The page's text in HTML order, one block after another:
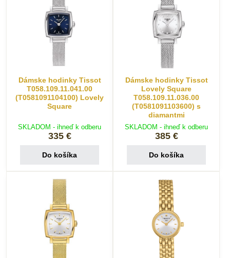
Dámske hodinky Tissot
T058.109.11.041.00
(T0581091104100) Lovely
Square
SKLADOM - ihneď k odberu
335 €
Do košíka
Dámske hodinky Tissot
Lovely Square
T058.109.11.036.00
(T0581091103600) s
diamantmi
SKLADOM - ihneď k odberu
385 €
Do košíka